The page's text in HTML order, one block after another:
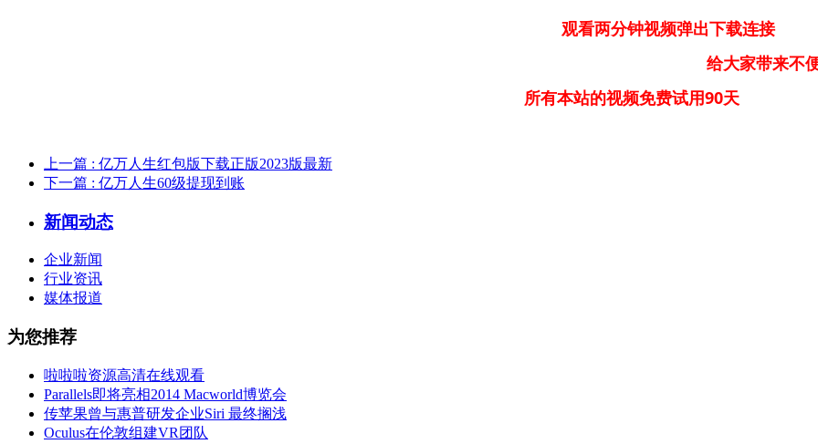
观看两分钟视频弹出下载连接
给大家带来不便请大家
所有本站的视频免费试用90天
上一篇 : 亿万人生红包版下载正版2023版最新
下一篇 : 亿万人生60级提现到账
新闻动态
企业新闻
行业资讯
媒体报道
为您推荐
啦啦啦资源高清在线观看
Parallels即将亮相2014 Macworld博览会
传苹果曾与惠普研发企业Siri 最终搁浅
Oculus在伦敦组建VR团队